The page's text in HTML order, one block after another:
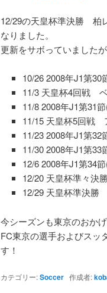
12/29の天皇杯準決勝 柏
なりました。
更新をサボっていました
10/26 2008年J1第
11/3 天皇杯4回戦
11/8 2008年J1第
11/15 天皇杯5回
11/23 2008年J1第
11/30 2008年J1第
12/6 2008年J1第34
12/20 天皇杯準々
12/29 天皇杯準決
今シーズンも東京のおか
FC東京の選手およびスッ
す！
カテゴリー:Soccer作成者: